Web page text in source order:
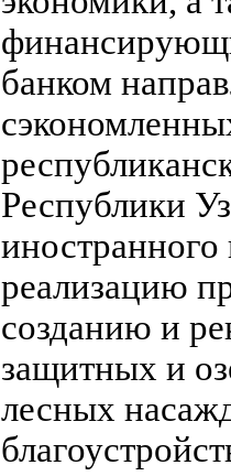
банком
Республики
иностранного
реализацию
созданию и
защитных и
лесных